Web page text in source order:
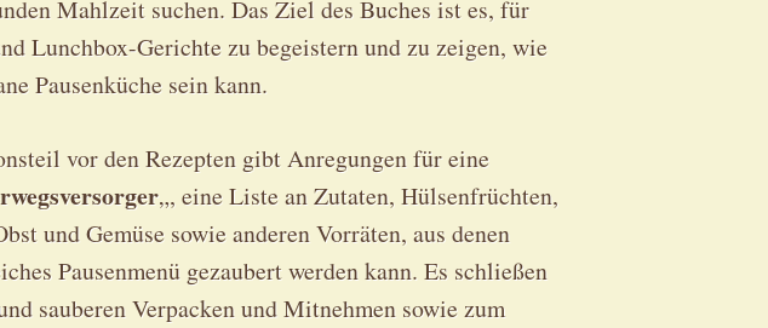
Mahlzeit suchen. Das Ziel des Buches ist es, für
Lunchbox-Gerichte zu begeistern und zu zeigen, wie
Pausenküche sein kann.
vor den Rezepten gibt Anregungen für eine
„, eine Liste an Zutaten, Hülsenfrüchten,
und Gemüse sowie anderen Vorräten, aus denen
Pausenmenü gezaubert werden kann. Es schließen
sauberen Verpacken und Mitnehmen sowie zum